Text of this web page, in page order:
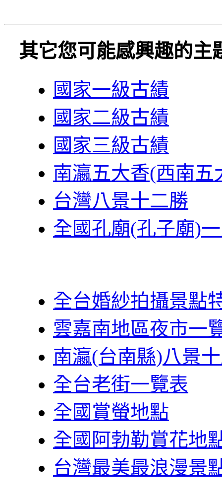
其它您可能感興趣的主
國家一級古績
國家二級古績
國家三級古績
南瀛五大香(西南五
台灣八景十二勝
全國孔廟(孔子廟)
全台婚紗拍攝景點
雲嘉南地區夜市一
南瀛(台南縣)八景
全台老街一覽表
全國賞螢地點
全國阿勃勒賞花地
台灣最美最浪漫景